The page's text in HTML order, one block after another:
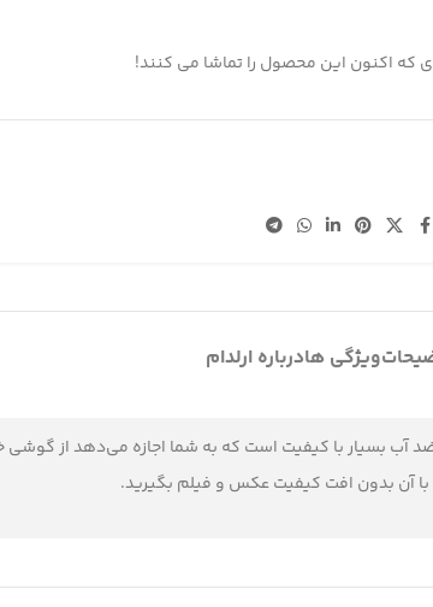
که اکنون این محصول را تماشا می کنند!
ویژگی هادرباره ارلدام
هوشمند تا سایز 6.5 اینچ. یک کیف ضد آب بسیار با کیفیت است که به شما
با آن بدون افت کیفیت عکس و فیلم بگیرید.